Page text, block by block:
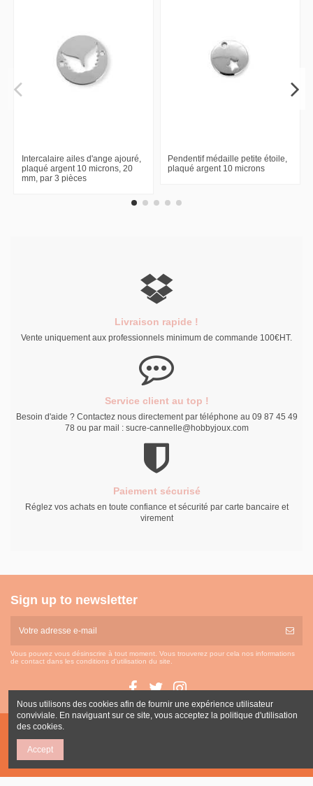
Intercalaire ailes d'ange ajouré,
plaqué argent 10 microns, 20
mm, par 3 pièces
Pendentif médaille petite étoile,
plaqué argent 10 microns
Livraison rapide !
Vente uniquement aux professionnels minimum de commande 100€HT.
Service client au top !
Besoin d'aide ? Contactez nous directement par téléphone au 09 87 45 49
78 ou par mail : sucre-cannelle@hobbyjoux.com
Paiement sécurisé
Réglez vos achats en toute confiance et sécurité par carte bancaire et
virement
Sign up to newsletter
Vous pouvez vous désinscrire à tout moment. Vous trouverez pour cela nos informations
de contact dans les conditions d'utilisation du site.
Grossiste bijoux Toulouse
Nous utilisons des cookies afin de fournir une expérience utilisateur
conviviale. En naviguant sur ce site, vous acceptez la politique d'utilisation
des cookies.
Accept